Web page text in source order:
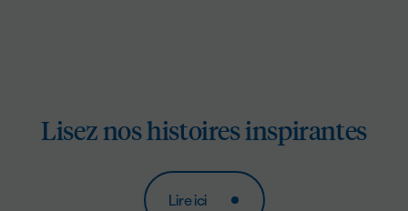
Lisez nos histoires inspirantes
Lire ici